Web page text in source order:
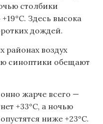
столбики
Здесь высока
дождей.
районах воздух
синоптики обещают
жарче всего —
+33°C, а ночью
ниже +23°C.